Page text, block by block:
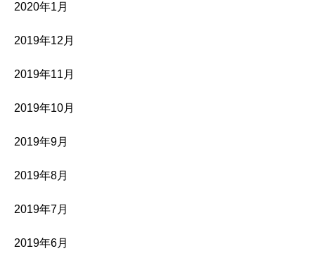
2020年1月
2019年12月
2019年11月
2019年10月
2019年9月
2019年8月
2019年7月
2019年6月